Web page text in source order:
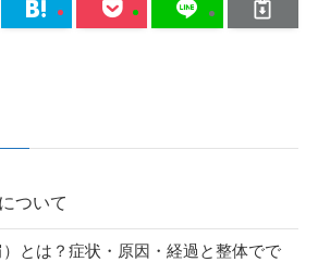
ついて
とは？症状・原因・経過と整体でで